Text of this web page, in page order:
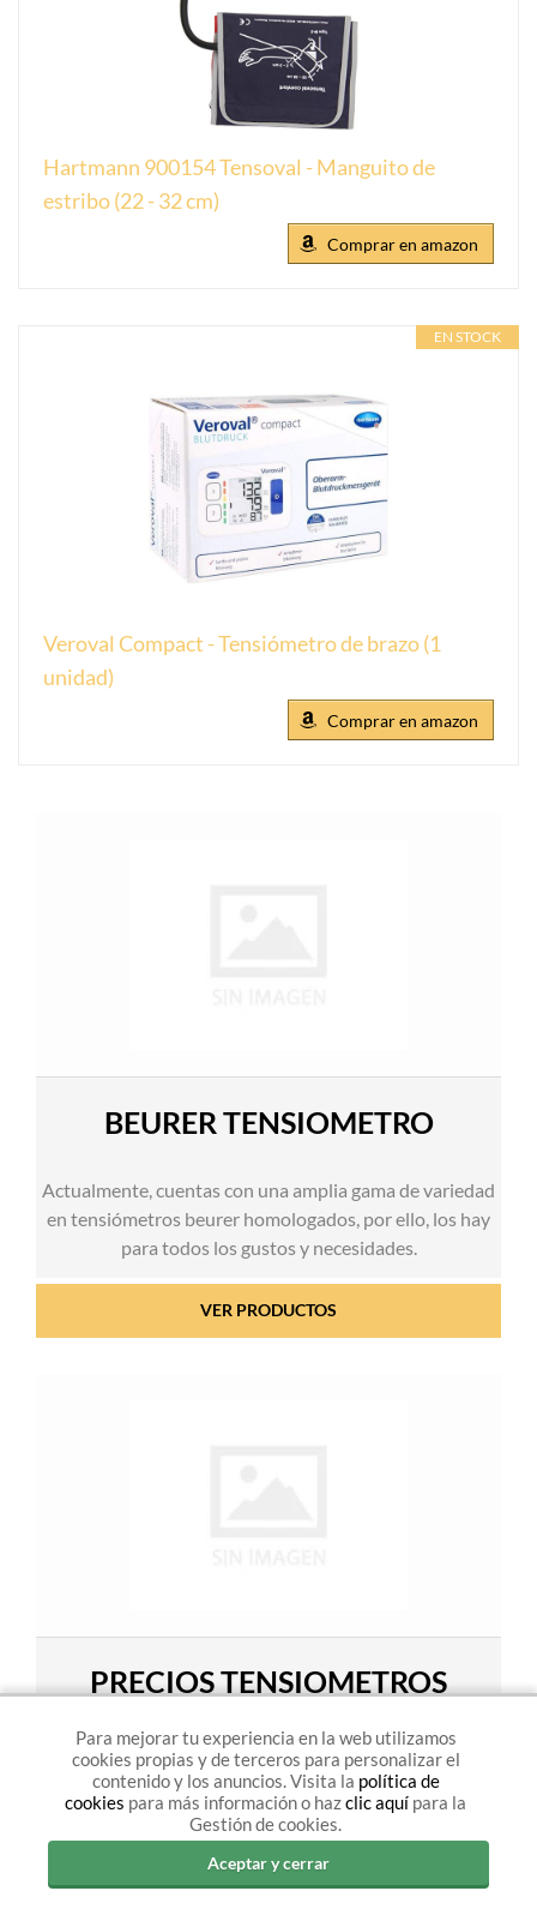
Hartmann 900154 Tensoval - Manguito de
estribo (22 - 32 cm)
Comprar en amazon
EN STOCK
Veroval Compact - Tensiómetro de brazo (1
unidad)
Comprar en amazon
BEURER TENSIOMETRO
Actualmente, cuentas con una amplia gama de variedad
en tensiómetros beurer homologados, por ello, los hay
para todos los gustos y necesidades.
VER PRODUCTOS
PRECIOS TENSIOMETROS
Para el cuidado de la presión sanguínea es necesario
comprar uno de los mejores tensiómetros digitales.
VER PRODUCTOS
Para mejorar tu experiencia en la web utilizamos
cookies propias y de terceros para personalizar el
contenido y los anuncios. Visita la política de
cookies para más información o hazclic aquí para la
Gestión de cookies.
Aceptar y cerrar